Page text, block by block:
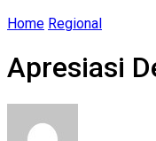
Home Regional
Apresiasi